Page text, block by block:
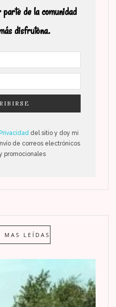
de la comunidad
disfrutona.
del sitio y doy mi
de correos electrónicos
promocionales
MAS LEÍDAS